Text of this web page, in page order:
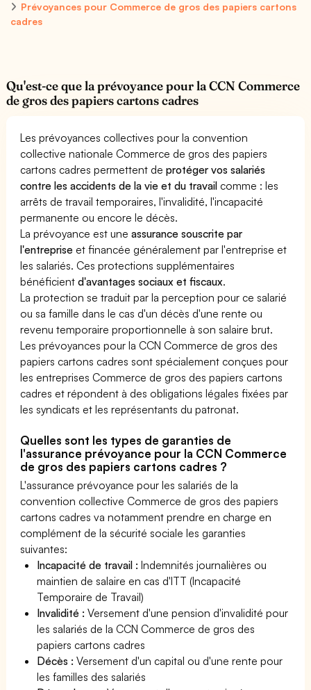
Prévoyances pour Commerce de gros des papiers cartons
cadres
Qu'est-ce que la prévoyance pour la CCN Commerce
de gros des papiers cartons cadres
Les prévoyances collectives pour la convention
collective nationale Commerce de gros des papiers
cartons cadres permettent deprotéger vos salariés
contre les accidents de la vie et du travail comme : les
arrêts de travail temporaires, l'invalidité, l'incapacité
permanente ou encore le décès.
La prévoyance est uneassurance souscrite par
l'entreprise et financée généralement par l'entreprise et
les salariés. Ces protections supplémentaires
bénéficientd'avantages sociaux et fiscaux.
La protection se traduit par la perception pour ce salarié
ou sa famille dans le cas d'un décès d'une rente ou
revenu temporaire proportionnelle à son salaire brut.
Les prévoyances pour la CCN Commerce de gros des
papiers cartons cadres sont spécialement conçues pour
les entreprises Commerce de gros des papiers cartons
cadres et répondent à des obligations légales fixées par
les syndicats et les représentants du patronat.
Quelles sont les types de garanties de
l'assurance prévoyance pour la CCN Commerce
de gros des papiers cartons cadres ?
L'assurance prévoyance pour les salariés de la
convention collective Commerce de gros des papiers
cartons cadres va notamment prendre en charge en
complément de la sécurité sociale les garanties
suivantes:
Incapacité de travail : Indemnités journalières ou
maintien de salaire en cas d'ITT (Incapacité
Temporaire de Travail)
Invalidité : Versement d'une pension d'invalidité pour
les salariés de la CCN Commerce de gros des
papiers cartons cadres
Décès : Versement d'un capital ou d'une rente pour
les familles des salariés